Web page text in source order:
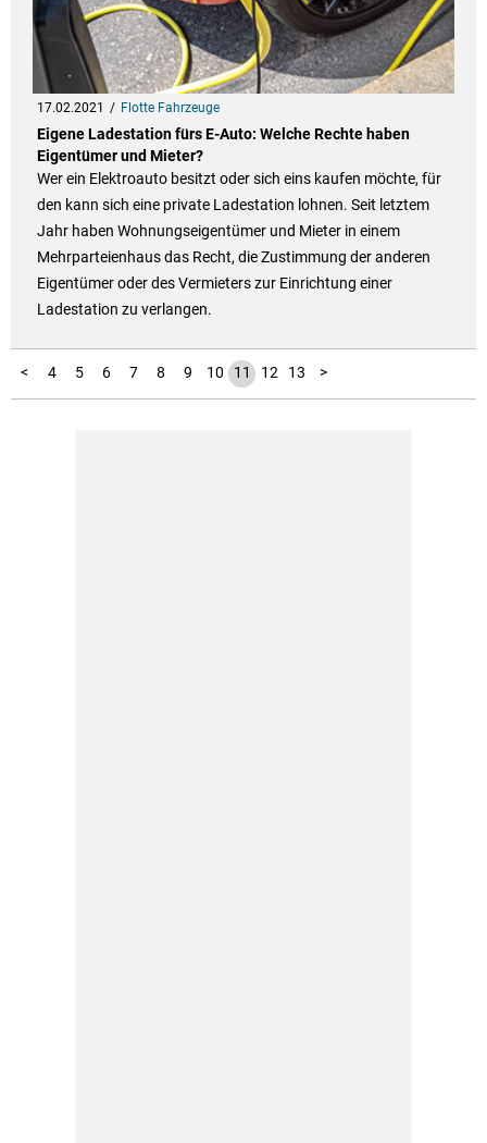
17.02.2021 Flotte Fahrzeuge
Eigene Ladestation fürs E-Auto: Welche Rechte haben
Eigentümer und Mieter?
Wer ein Elektroauto besitzt oder sich eins kaufen möchte, für
den kann sich eine private Ladestation lohnen. Seit letztem
Jahr haben Wohnungseigentümer und Mieter in einem
Mehrparteienhaus das Recht, die Zustimmung der anderen
Eigentümer oder des Vermieters zur Einrichtung einer
Ladestation zu verlangen.
<
1
2
3 4 5 6 7 8 9 10 11 12 13 >